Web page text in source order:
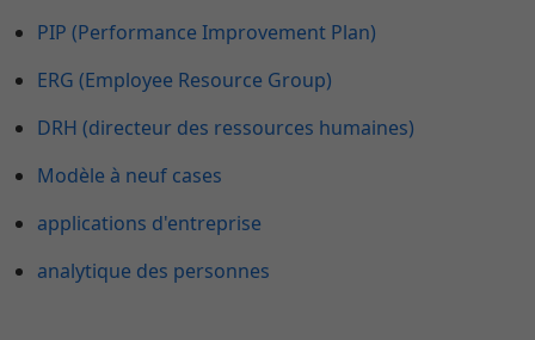
PIP (Performance Improvement Plan)
ERG (Employee Resource Group)
DRH (directeur des ressources humaines)
Modèle à neuf cases
applications d'entreprise
analytique des personnes